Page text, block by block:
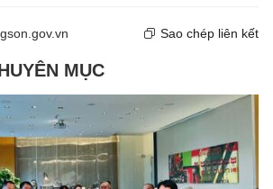
Sao chép liên kết
MỤC